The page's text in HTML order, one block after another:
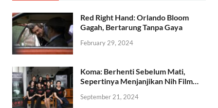
Red Right Hand: Orlando Bloom
Gagah, Bertarung Tanpa Gaya
February 29, 2024
Koma: Berhenti Sebelum Mati,
Sepertinya Menjanjikan Nih Film…
September 21, 2024